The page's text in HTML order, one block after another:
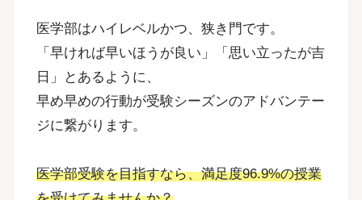
医学部はハイレベルかつ、狭き門です。
「早ければ早いほうが良い」「思い立ったが吉
日」とあるように、
早め早めの行動が受験シーズンのアドバンテー
ジに繋がります。
医学部受験を目指すなら、満足度96.9%の授業